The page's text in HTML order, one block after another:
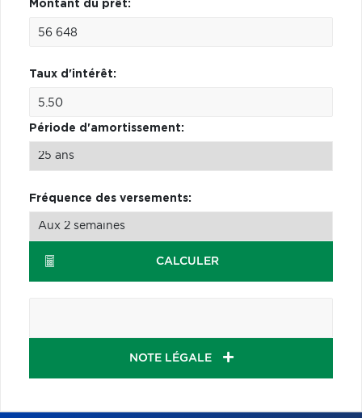
Montant du prêt:
Taux d'intérêt:
Période d'amortissement:
Fréquence des versements:
CALCULER
NOTE LÉGALE